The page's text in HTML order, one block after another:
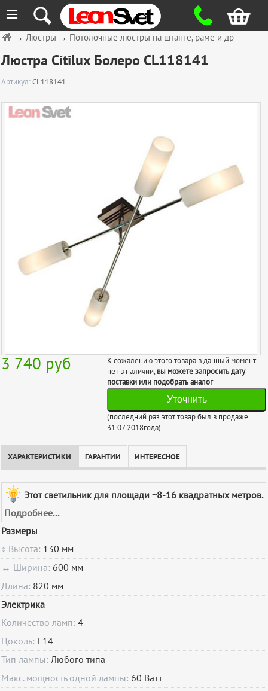
≡
→ Потолочные люстры на штанге, раме и др
→Люстры
Люстра Citilux Болеро CL118141
Артикул:CL118141
3 740 руб
К сожалению этого товара в данный момент
нет в наличии,вы можете запросить дату
поставки или подобрать аналог
Уточнить
(последний раз этот товар был в продаже
31.07.2018года)
ХАРАКТЕРИСТИКИ ГАРАНТИИ ИНТЕРЕСНОЕ
Этот светильник для площади ~8-16 квадратных метров.
Подробнее...
Размеры
↕ Высота: 130 мм
↔ Ширина: 600 мм
Длина: 820 мм
Электрика
Количество ламп:4
Цоколь: E14
Тип лампы:Любого типа
Макс. мощность одной лампы: 60 Ватт